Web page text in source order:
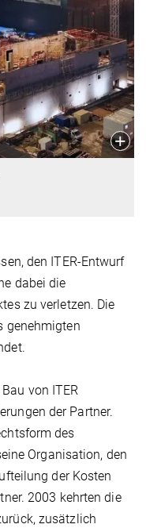
den ITER-Entwurf
dabei die
zu verletzen. Die
genehmigten
von ITER
der Partner.
des
Organisation, den
der Kosten
2003 kehrten die
zusätzlich